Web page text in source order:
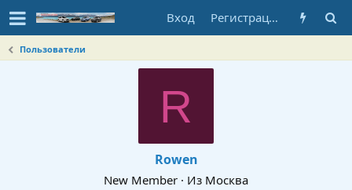
Вход Регистрация
Пользователи
R
Rowen
New Member · Из Москва